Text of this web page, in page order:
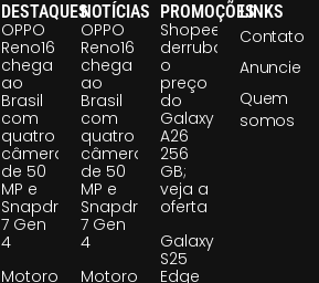
DESTAQUES
OPPO
Reno16
chega
ao
Brasil
com
quatro
câmeras
de 50
MP e
Snapdragon
7 Gen
4
Motorola
NOTÍCIAS
OPPO
Reno16
chega
ao
Brasil
com
quatro
câmeras
de 50
MP e
Snapdragon
7 Gen
4
Motorola
PROMOÇÕES
Shopee
derruba
o
preço
do
Galaxy
A26
256
GB;
veja a
oferta
Galaxy
S25
Edge
LINKS
Contato
Anuncie
Quem
somos